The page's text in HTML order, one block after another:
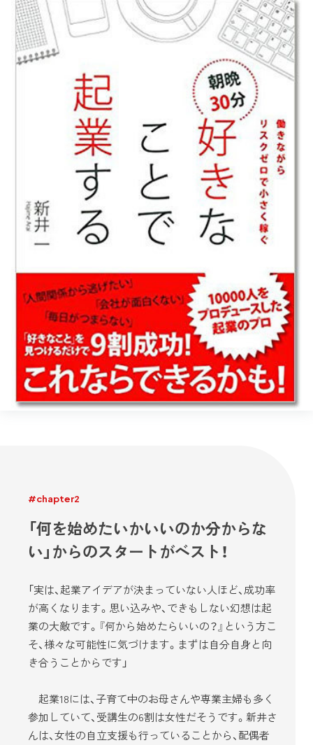
#chapter2
「何を始めたいかいいのか分からな
い」からのスタートがベスト！
「実は、起業アイデアが決まっていない人ほど、成功率
が高くなります。思い込みや、できもしない幻想は起
業の大敵です。『何から始めたらいいの？』という方こ
そ、様々な可能性に気づけます。まずは自分自身と向
き合うことからです」
起業18には、子育て中のお母さんや専業主婦も多く
参加していて、受講生の6割は女性だそうです。新井さ
んは、女性の自立支援も行っていることから、配偶者